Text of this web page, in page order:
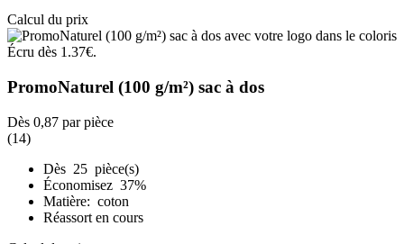
Calcul du prix
PromoNaturel (100 g/m²) sac à dos
Dès 0,87 par pièce
(14)
Dès 25 pièce(s)
Économisez 37%
Matière: coton
Réassort en cours